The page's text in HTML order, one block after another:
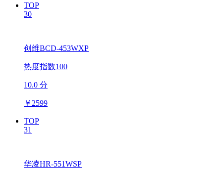
TOP
30
创维BCD-453WXP
热度指数100
10.0 分
￥ 2599
TOP
31
华凌HR-551WSP